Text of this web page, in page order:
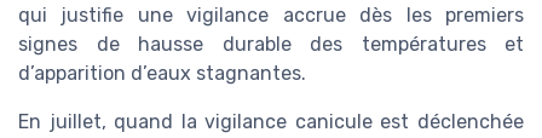
qui justifie une vigilance accrue dès les premiers
signes de hausse durable des températures et
d’apparition d’eaux stagnantes.
En juillet, quand la vigilance canicule est déclenchée